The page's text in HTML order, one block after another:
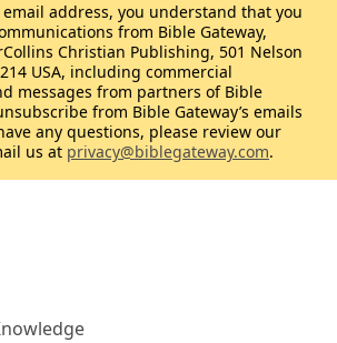
address, you understand that you
from Bible Gateway,
Christian Publishing, 501 Nelson
USA, including commercial
messages from partners of Bible
from Bible Gateway’s emails
any questions, please review our
us at privacy@biblegateway.com.